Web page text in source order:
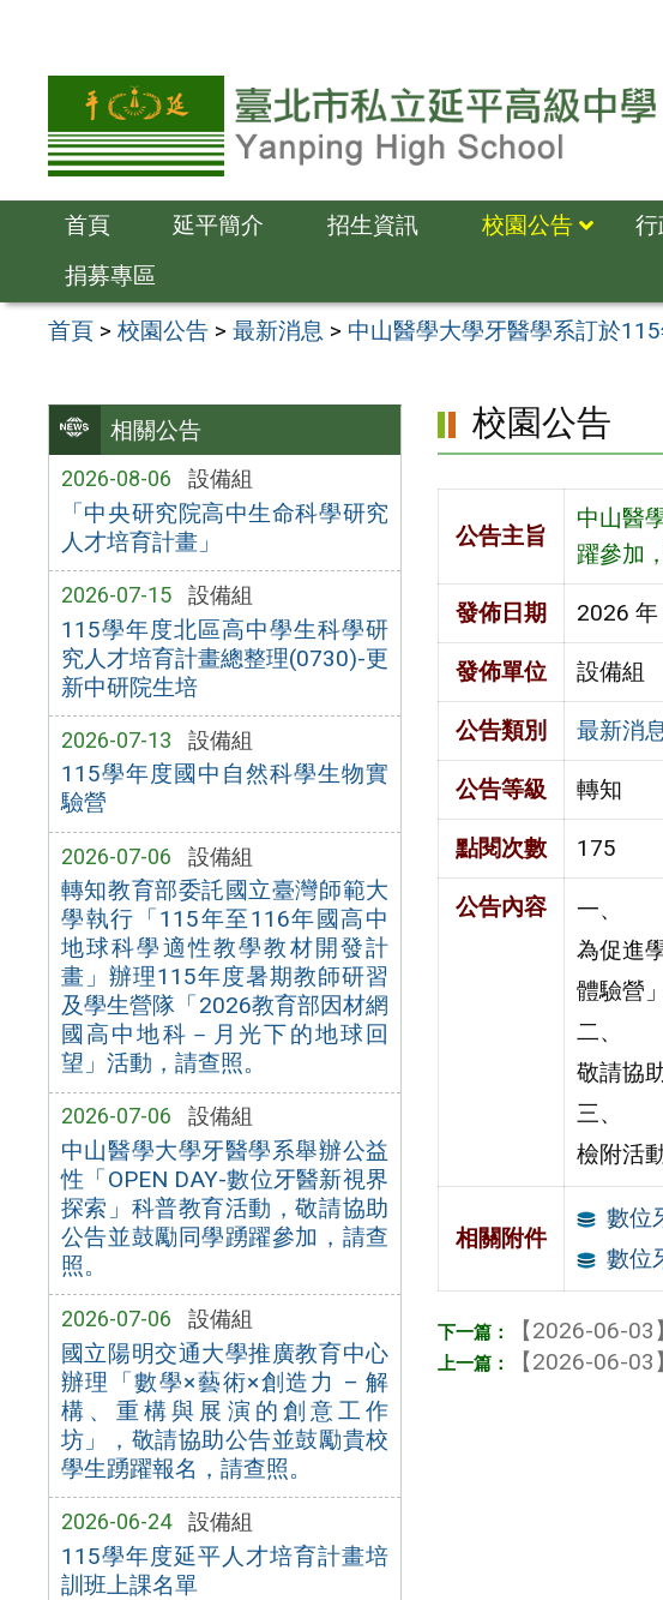
容
首頁 延平簡介 招生資訊 校園公告
捐募專區
首頁 >校園公告 >最新消息 > 中山醫學大學牙醫學系訂於
相關公告
2026-08-06 設備組
「中央研究院高中生命科學研究
人才培育計畫」
2026-07-15 設備組
115學年度北區高中學生科學研
究人才培育計畫總整理(0730)-更
新中研院生培
2026-07-13 設備組
115學年度國中自然科學生物實
驗營
2026-07-06 設備組
轉知教育部委託國立臺灣師範大
學執行「115年至116年國高中
地球科學適性教學教材開發計
畫」辦理115年度暑期教師研習
及學生營隊「2026教育部因材網
國高中地科－月光下的地球回
望」活動，請查照。
2026-07-06 設備組
中山醫學大學牙醫學系舉辦公益
性「OPEN DAY-數位牙醫新視界
探索」科普教育活動，敬請協助
公告並鼓勵同學踴躍參加，請查
照。
2026-07-06 設備組
國立陽明交通大學推廣教育中心
辦理「數學×藝術×創造力 – 解
構、重構與展演的創意工作
坊」，敬請協助公告並鼓勵貴校
學生踴躍報名，請查照。
2026-06-24 設備組
115學年度延平人才培育計畫培
訓班上課名單
校園公告
公告主旨
中山醫
躍參加
發佈日期 2026 年
發佈單位 設備組
公告類別 最新消
公告等級 轉知
點閱次數 175
公告內容
一、
為促進
體驗營
二、
敬請協
三、
檢附活
相關附件
數位
數位
【2026-06-03】
【2026-06-03】